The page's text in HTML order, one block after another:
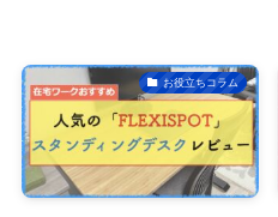
お役立ちコラム